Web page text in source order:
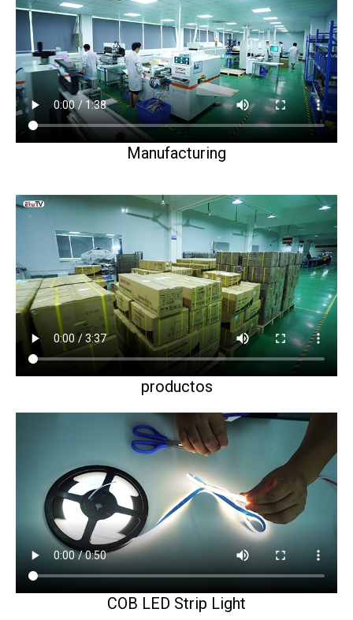
Manufacturing
productos
COB LED Strip Light